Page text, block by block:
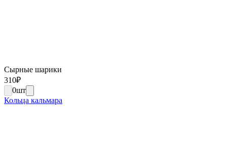
Сырные шарики
310₽
0шт
Кольца кальмара